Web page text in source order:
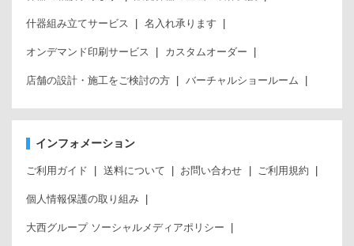
什器組み立てサービス 名入れ承ります
オンデマンド印刷サービス カスタムオーダー
店舗の設計・施工をご検討の方 バーチャルショールーム
インフォメーション
ご利用ガイド 送料について お問い合わせ ご利用規約
個人情報保護の取り組み
大西グループ ソーシャルメディアポリシー